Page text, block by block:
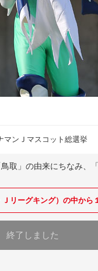
マンＪマスコット総選挙
取」の由来にちなみ、
リーグキング）の中から
終了しました